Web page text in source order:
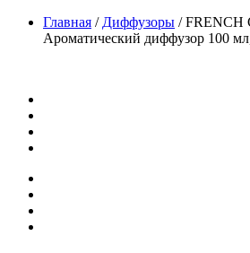
Главная / Диффузоры /FRENCH
Ароматический диффузор 100